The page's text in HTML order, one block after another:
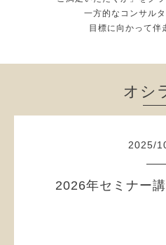
一方的なコンサル
目標に向かって伴
オシ
2025/
2026年セミナー